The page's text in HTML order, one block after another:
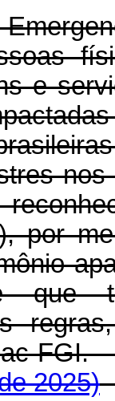
e
por
que
2025)